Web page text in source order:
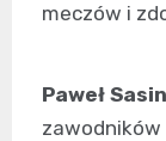
meczów i
Paweł Sasin